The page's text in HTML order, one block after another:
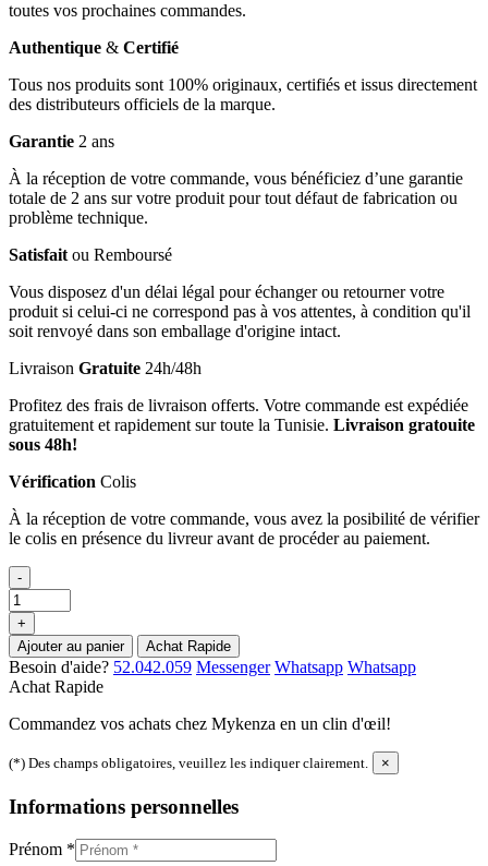
toutes vos prochaines commandes.
Authentique & Certifié
Tous nos produits sont 100% originaux, certifiés et issus directement
des distributeurs officiels de la marque.
Garantie 2 ans
À la réception de votre commande, vous bénéficiez d’une garantie
totale de 2 ans sur votre produit pour tout défaut de fabrication ou
problème technique.
Satisfait ou Remboursé
Vous disposez d'un délai légal pour échanger ou retourner votre
produit si celui-ci ne correspond pas à vos attentes, à condition qu'il
soit renvoyé dans son emballage d'origine intact.
Livraison Gratuite 24h/48h
Profitez des frais de livraison offerts. Votre commande est expédiée
gratuitement et rapidement sur toute la Tunisie. Livraison gratouite
sous 48h!
Vérification Colis
À la réception de votre commande, vous avez la posibilité de vérifier
le colis en présence du livreur avant de procéder au paiement.
-
+
Ajouter au panier
Achat Rapide
Besoin d'aide? 52.042.059 Messenger Whatsapp Whatsapp
Achat Rapide
Commandez vos achats chez Mykenza en un clin d'œil!
(*) Des champs obligatoires, veuillez les indiquer clairement. ×
Informations personnelles
Prénom *